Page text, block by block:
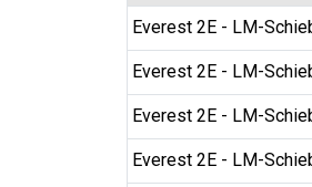
Everest 2E - LM-
Everest 2E - LM-
Everest 2E - LM-
Everest 2E - LM-